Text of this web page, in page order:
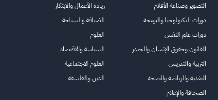
التصوير وصناعة الأفلام
دورات التكنولوجيا والبرمجة
دورات علم النفس
القانون وحقوق الإنسان والجندر
التربية والتدريس
التغذية والرياضة والصحة
الصحافة والإعلام
ريادة الأعمال والابتكار
الضيافة والسياحة
العلوم
السياسة والاقتصاد
العلوم الاجتماعية
الدين والفلسفة